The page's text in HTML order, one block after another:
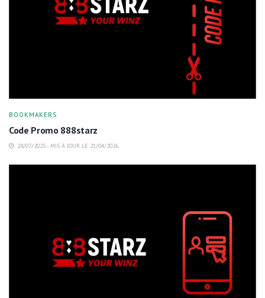
BOOKMAKERS
Code Promo 888starz
28/07/2025 - MIS À JOUR LE 21/04/2026